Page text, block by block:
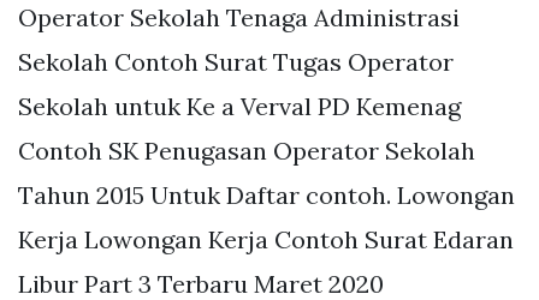
Operator Sekolah Tenaga Administrasi
Sekolah Contoh Surat Tugas Operator
Sekolah untuk Ke a Verval PD Kemenag
Contoh SK Penugasan Operator Sekolah
Tahun 2015 Untuk Daftar contoh. Lowongan
Kerja Lowongan Kerja Contoh Surat Edaran
Libur Part 3 Terbaru Maret 2020